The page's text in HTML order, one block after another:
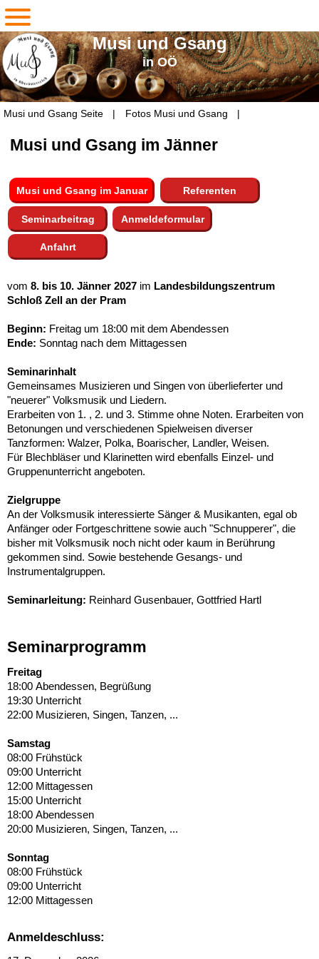
Musi und Gsang
in OÖ
Navigation
überspringen
Musi und Gsang Seite Fotos Musi und Gsang
Musi und Gsang im Jänner
Musi und Gsang im Januar Referenten
Seminarbeitrag Anmeldeformular
Anfahrt
vom 8. bis 10. Jänner 2027 im Landesbildungszentrum
Schloß Zell an der Pram
Beginn: Freitag um 18:00 mit dem Abendessen
Ende: Sonntag nach dem Mittagessen
Seminarinhalt
Gemeinsames Musizieren und Singen von überlieferter und
"neuerer" Volksmusik und Liedern.
Erarbeiten von 1. , 2. und 3. Stimme ohne Noten. Erarbeiten von
Betonungen und verschiedenen Spielweisen diverser
Tanzformen: Walzer, Polka, Boarischer, Landler, Weisen.
Für Blechbläser und Klarinetten wird ebenfalls Einzel- und
Gruppenunterricht angeboten.
Zielgruppe
An der Volksmusik interessierte Sänger & Musikanten, egal ob
Anfänger oder Fortgeschrittene sowie auch "Schnupperer", die
bisher mit Volksmusik noch nicht oder kaum in Berührung
gekommen sind. Sowie bestehende Gesangs- und
Instrumentalgruppen.
Seminarleitung: Reinhard Gusenbauer, Gottfried Hartl
Seminarprogramm
Freitag
18:00 Abendessen, Begrüßung
19:30 Unterricht
22:00 Musizieren, Singen, Tanzen, ...
Samstag
08:00 Frühstück
09:00 Unterricht
12:00 Mittagessen
15:00 Unterricht
18:00 Abendessen
20:00 Musizieren, Singen, Tanzen, ...
Sonntag
08:00 Frühstück
09:00 Unterricht
12:00 Mittagessen
Anmeldeschluss: